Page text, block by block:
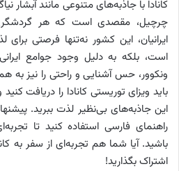
کانادا با جاذبه‌های متنوعی مانند آبشار
چرچیل، مقصدی است که هر
ایرانیان، این کشور نه‌تنها فرصتی
است، بلکه به دلیل وجود جوامع
ونکوور، حس آشنایی و راحتی را نیز به
باید ویزای توریستی کانادا را دریافت
این جاذبه‌های بی‌نظیر لذت ببرید.
راهنمای فارسی استفاده کنید تا
باشید. آیا شما هم تجربه‌ای از سفر به
اشتراک بگذارید!